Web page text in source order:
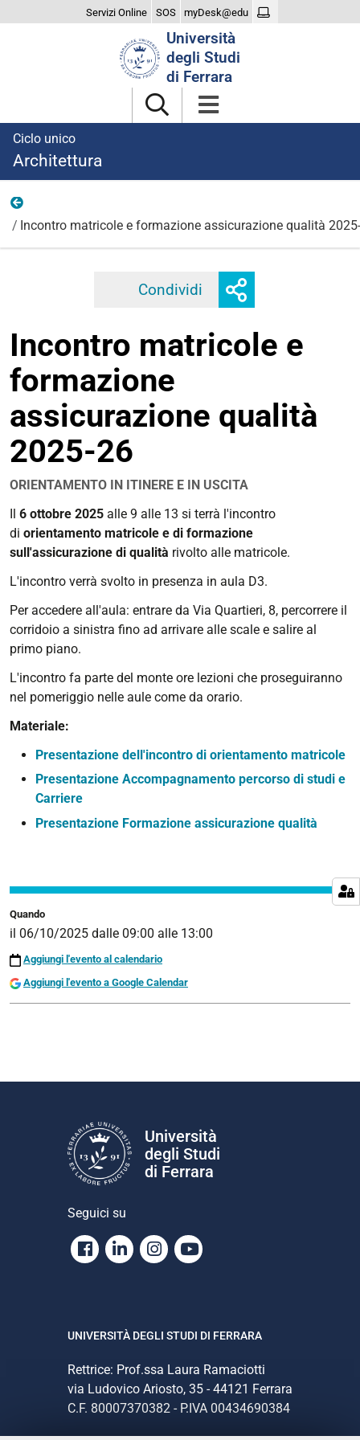
Servizi Online SOS myDesk@edu
Università
degli Studi
di Ferrara
Ciclo unico
Architettura
Incontro matricole e formazione assicurazione qualità
Condividi Facebook
opzioni
di
Incontro matricole e
formazione
assicurazione qualità
2025-26
ORIENTAMENTO IN ITINERE E IN USCITA
https://corsi.unife.it/it/lm-
architettura/eventi/2025/incontro-
matricole-
formazione-
assicurazione-
qualita-
2025-
Incontro
e
formazione
qualità
2025-
26
06T09:00:00+02:00
2025-
10-
06T13:00:00+02:00
Quando
il 06/10/2025 dalle 09:00 alle 13:00
Aggiungi l'evento al calendario
Aggiungi l'evento a Google Calendar
Il 6 ottobre 2025 alle 9 alle 13 si terrà l'incontro
di orientamento matricole e di formazione
sull'assicurazione di qualità rivolto alle matricole.
L'incontro verrà svolto in presenza in aula D3.
Per accedere all'aula: entrare da Via Quartieri, 8, percorrere il
corridoio a sinistra fino ad arrivare alle scale e salire al
primo piano.
L'incontro fa parte del monte ore lezioni che proseguiranno
nel pomeriggio nelle aule come da orario.
Materiale:
Presentazione dell'incontro di orientamento matricole
Presentazione Accompagnamento percorso di studi e
Carriere
Presentazione Formazione assicurazione qualità
Università
degli Studi
di Ferrara
Seguici su
Facebook
LinkedinInstagram
Youtube
UNIVERSITÀ DEGLI STUDI DI FERRARA
Rettrice: Prof.ssa Laura Ramaciotti
via Ludovico Ariosto, 35 - 44121 Ferrara
C.F. 80007370382 - P.IVA 00434690384